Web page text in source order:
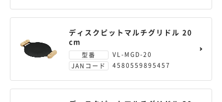
ディスクピットマルチグリドル 20
cm
型番
VL-MGD-20
JANコード
4580559895457